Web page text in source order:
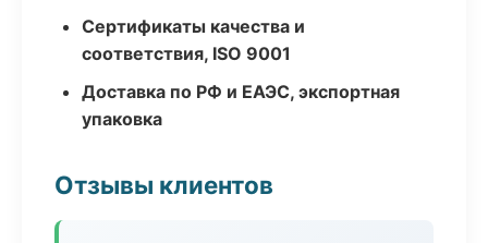
Сертификаты качества и
соответствия, ISO 9001
Доставка по РФ и ЕАЭС, экспортная
упаковка
Отзывы клиентов